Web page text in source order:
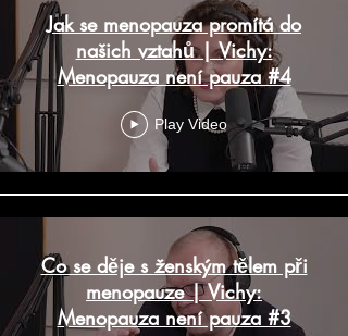
Jak se menopauza promítá do
našich vztahů | Vichy:
Menopauza není pauza #4
Play Video
Co se děje s ženským tělem při
menopauze | Vichy:
Menopauza není pauza #3